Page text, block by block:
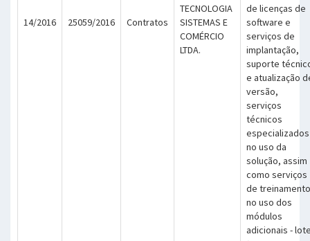
14/2016 25059/2016 Contratos
TECNOLOGIA
SISTEMAS E
COMÉRCIO
LTDA.
de licenças de
software e
serviços de
implantação,
suporte
e atualização
versão,
serviços
técnicos
especializados
no uso da
solução, assim
como serviços
de treinamento
no uso dos
módulos
adicionais -